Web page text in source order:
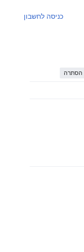
כניסה לחשבון
הסתרה